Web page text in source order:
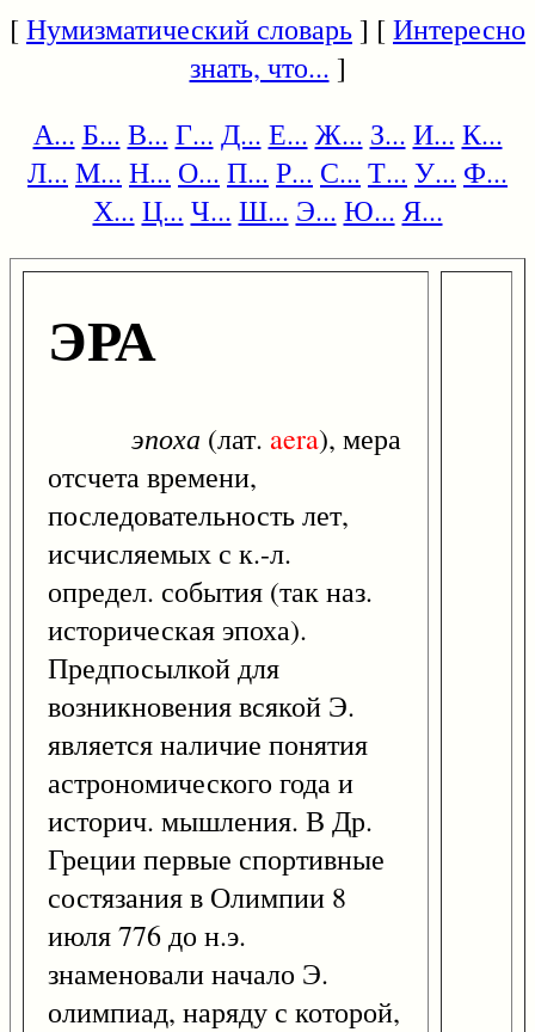
[Нумизматический словарь] [Интересно
знать, что... ]
А... Б... В... Г... Д... Е... Ж... З... И... К...
Л... М... Н... О... П... Р... С... Т... У... Ф...
Х... Ц... Ч... Ш... Э... Ю... Я...
ЭРА
эпоха (лат. aera), мера
отсчета времени,
последовательность лет,
исчисляемых с к.-л.
определ. события (так наз.
историческая эпоха).
Предпосылкой для
возникновения всякой Э.
является наличие понятия
астрономического года и
историч. мышления. В Др.
Греции первые спортивные
состязания в Олимпии 8
июля 776 до н.э.
знаменовали начало Э.
олимпиад, наряду с которой,